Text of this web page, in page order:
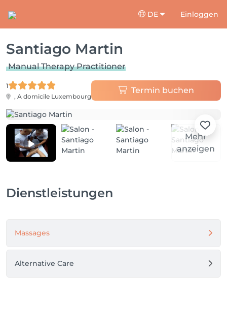
DE Einloggen
Santiago Martin
Manual Therapy Practitioner
1
, A domicile Luxembourg
Termin buchen
Mehr
anzeigen
Dienstleistungen
Massages
Alternative Care